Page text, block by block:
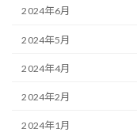
2024年6月
2024年5月
2024年4月
2024年2月
2024年1月